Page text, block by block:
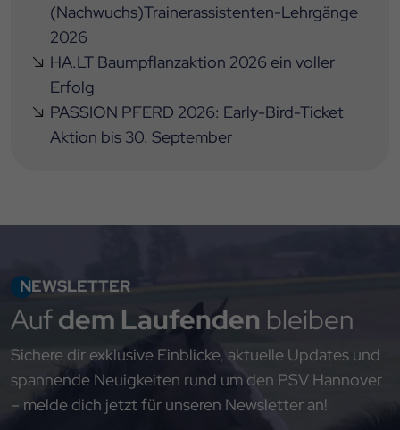
(Nachwuchs)Trainerassistenten-Lehrgänge
2026
HA.LT Baumpflanzaktion 2026 ein voller
Erfolg
PASSION PFERD 2026: Early-Bird-Ticket
Aktion bis 30. September
NEWSLETTER
Aufdem Laufenden bleiben
Sichere dir exklusive Einblicke, aktuelle Updates und
spannende Neuigkeiten rund um den PSV Hannover
– melde dich jetzt für unseren Newsletter an!